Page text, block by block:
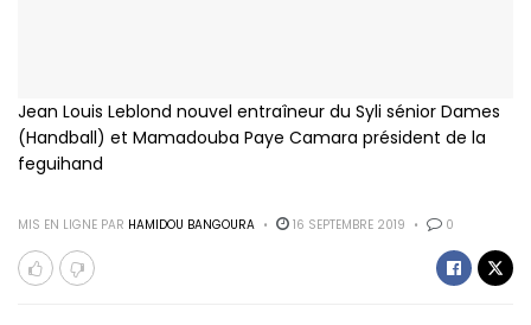
Jean Louis Leblond nouvel entraîneur du Syli sénior Dames
(Handball) et Mamadouba Paye Camara président de la
feguihand
MIS EN LIGNE PAR HAMIDOU BANGOURA 16 SEPTEMBRE 2019 0